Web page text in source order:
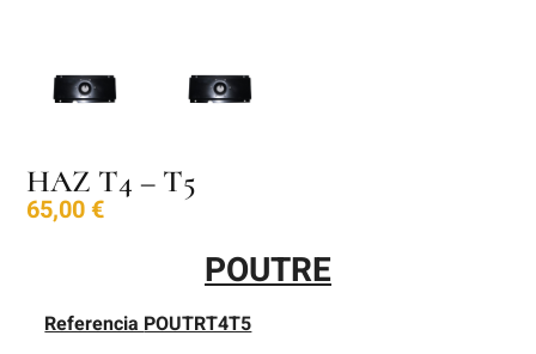
HAZ T4 – T5
65,00€
POUTRE
Referencia POUTRT4T5